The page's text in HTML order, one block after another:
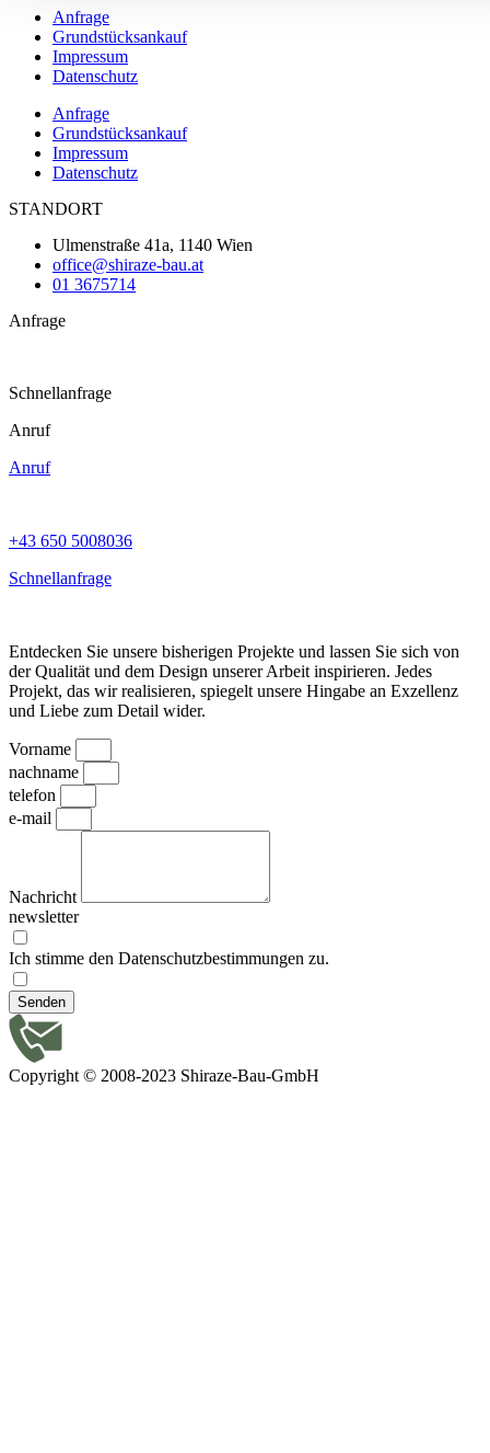
Anfrage
Grundstücksankauf
Impressum
Datenschutz
Anfrage
Grundstücksankauf
Impressum
Datenschutz
STANDORT
Ulmenstraße 41a, 1140 Wien
office@shiraze-bau.at
01 3675714
Anfrage
Schnellanfrage
Anruf
Anruf
+43 650 5008036
Schnellanfrage
Entdecken Sie unsere bisherigen Projekte und lassen Sie sich von
der Qualität und dem Design unserer Arbeit inspirieren. Jedes
Projekt, das wir realisieren, spiegelt unsere Hingabe an Exzellenz
und Liebe zum Detail wider.
Vorname
nachname
telefon
e-mail
Nachricht
newsletter
Ich stimme den Datenschutzbestimmungen zu.
Senden
Copyright © 2008-2023 Shiraze-Bau-GmbH